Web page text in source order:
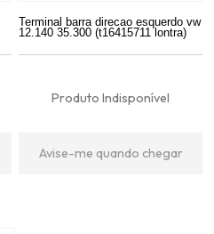
Terminal barra direcao esquerdo vw
12.140 35.300 (t16415711 lontra)
Produto Indisponível
Avise-me quando chegar